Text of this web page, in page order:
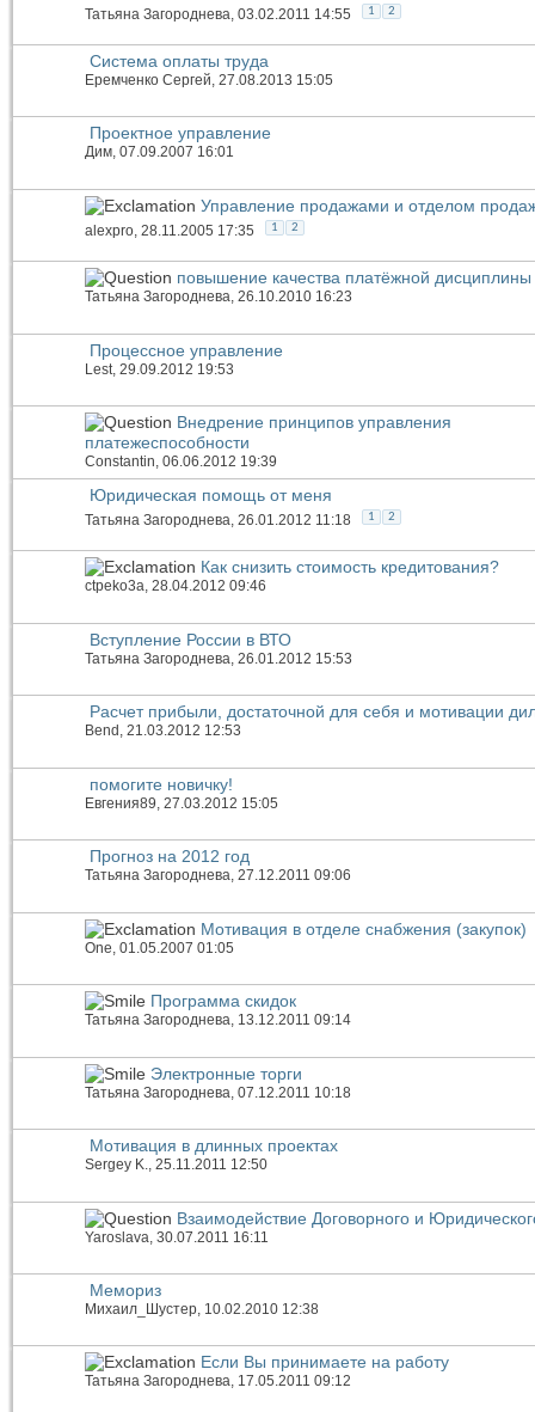
Татьяна Загороднева , 03.02.2011 14:55 1 2
Система оплаты труда
Еремченко Сергей, 27.08.2013 15:05
Проектное управление
Дим, 07.09.2007 16:01
Управление продажами и отделом
alexpro, 28.11.2005 17:35 1 2
повышение качества платёжной дисциплины
Татьяна Загороднева, 26.10.2010 16:23
Процессное управление
Lest, 29.09.2012 19:53
Внедрение принципов управления
платежеспособности
Constantin, 06.06.2012 19:39
Юридическая помощь от меня
Татьяна Загороднева, 26.01.2012 11:18 1 2
Как снизить стоимость кредитования?
ctpeko3a, 28.04.2012 09:46
Вступление России в ВТО
Татьяна Загороднева , 26.01.2012 15:53
Расчет прибыли, достаточной для себя и мотивации
Bend , 21.03.2012 12:53
помогите новичку!
Евгения89 , 27.03.2012 15:05
Прогноз на 2012 год
Татьяна Загороднева, 27.12.2011 09:06
Мотивация в отделе снабжения (закупок)
One , 01.05.2007 01:05
Программа скидок
Татьяна Загороднева, 13.12.2011 09:14
Электронные торги
Татьяна Загороднева , 07.12.2011 10:18
Мотивация в длинных проектах
Sergey K., 25.11.2011 12:50
Взаимодействие Договорного и
Yaroslava , 30.07.2011 16:11
Мемориз
Михаил_Шустер, 10.02.2010 12:38
Если Вы принимаете на работу
Татьяна Загороднева, 17.05.2011 09:12